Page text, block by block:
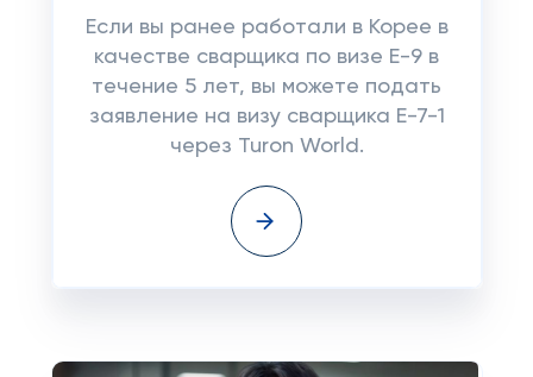
Если вы ранее работали в Корее в
качестве сварщика по визе E-9 в
течение 5 лет, вы можете подать
заявление на визу сварщика E-7-1
через Turon World.